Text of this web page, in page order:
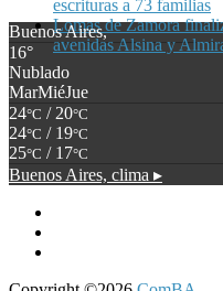
escrituras a 73 familias
Lomas de Zamora
avenidas Alsina y
Buenos Aires,
16°
Nublado
MarMiéJue
24°C / 20°C
24°C / 19°C
25°C / 17°C
Buenos Aires, clima ▸